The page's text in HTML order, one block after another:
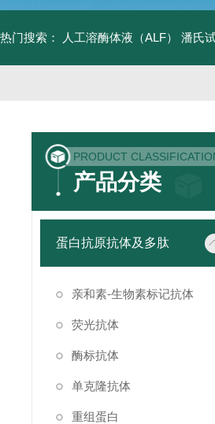
热门搜索： 人工溶酶体液（ALF） 潘氏
PRODUCT
产品分类
蛋白抗原抗体及多肽
亲和素-生物素标记抗体
荧光抗体
酶标抗体
单克隆抗体
重组蛋白